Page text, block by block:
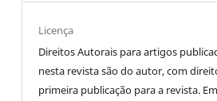
Licença
Direitos Autorais para artigos
nesta revista são do autor, com
primeira publicação para a revista. Em